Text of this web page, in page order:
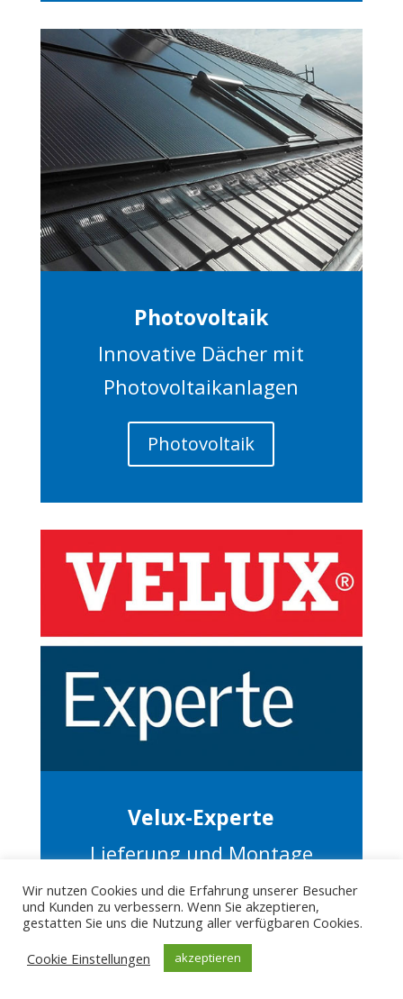
Photovoltaik
Innovative Dächer mit
Photovoltaikanlagen
Photovoltaik
Velux-Experte
Lieferung und Montage
von Velux
Dachflächenfenster
Velux
Wir nutzen Cookies und die Erfahrung unserer Besucher
und Kunden zu verbessern. Wenn Sie akzeptieren,
gestatten Sie uns die Nutzung aller verfügbaren Cookies.
Cookie Einstellungen
akzeptieren